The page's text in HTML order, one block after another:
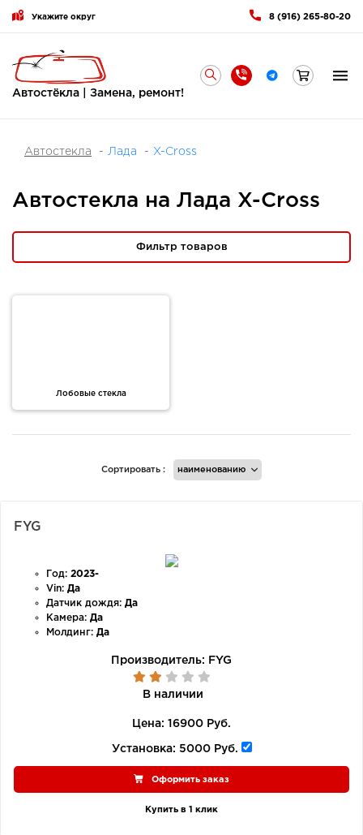
Укажите округ 8 (916) 265-80-20
Автостёкла | Замена, ремонт!
Автостекла Лада X-Cross
Автостекла на Лада X-Cross
Фильтр товаров
Лобовые стекла
Сортировать :
FYG
Год: 2023-
Vin: Да
Датчик дождя: Да
Камера: Да
Молдинг: Да
Производитель: FYG
В наличии
Цена: 16900 Руб.
Установка: 5000 Руб.
Оформить заказ
Купить в 1 клик